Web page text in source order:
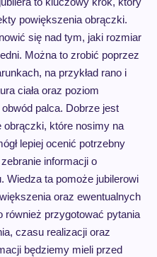
powiększenia obrączki.
się nad tym, jaki rozmiar
Można to zrobić poprzez
na przykład rano i
ciała oraz poziom
palca. Dobrze jest
obrączki, które nosimy na
lepiej ocenić potrzebny
informacji o
Wiedza ta pomoże jubilerowi
oraz ewentualnych
również przygotować pytania
czasu realizacji oraz
będziemy mieli przed